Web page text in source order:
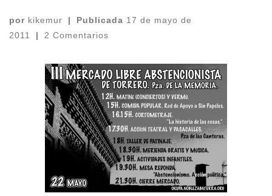
por kikemur | Publicada 17 de mayo de
2011
| 2 Comentarios